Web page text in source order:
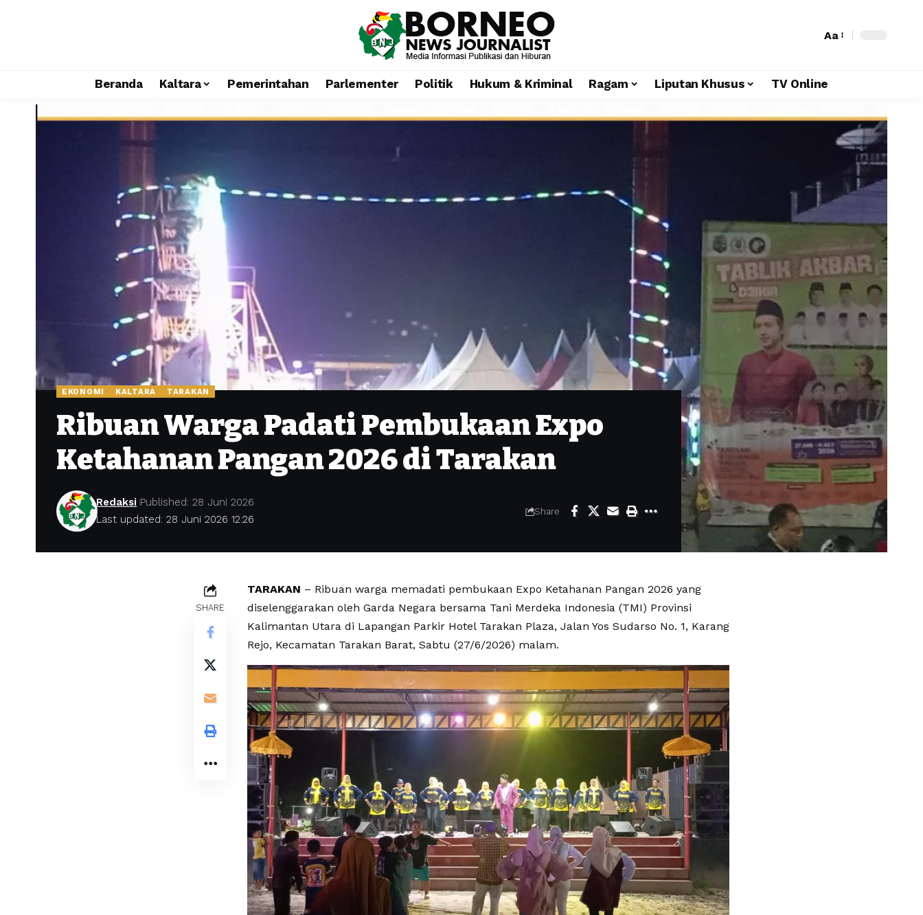
Aa
Beranda Kaltara Pemerintahan Parlementer Politik Hukum & Kriminal Ragam Liputan Khusus TV Online
EKONOMI KALTARA TARAKAN
Ribuan Warga Padati Pembukaan Expo
Ketahanan Pangan 2026 di Tarakan
Last updated: 28 Juni 2026 12:26
Redaksi Published: 28 Juni 2026
Share
SHARE
TARAKAN – Ribuan warga memadati pembukaan Expo Ketahanan Pangan 2026 yang
diselenggarakan oleh Garda Negara bersama Tani Merdeka Indonesia (TMI) Provinsi
Kalimantan Utara di Lapangan Parkir Hotel Tarakan Plaza, Jalan Yos Sudarso No. 1, Karang
Rejo, Kecamatan Tarakan Barat, Sabtu (27/6/2026) malam.